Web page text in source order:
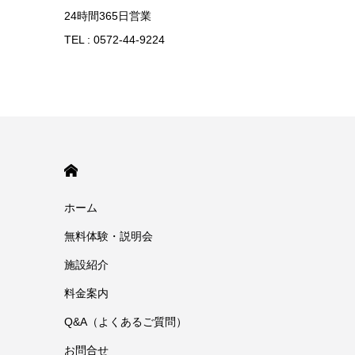
24時間365日営業
TEL : 0572-44-9224
ホーム
無料体験・説明会
施設紹介
料金案内
Q&A（よくあるご質問）
お問合せ